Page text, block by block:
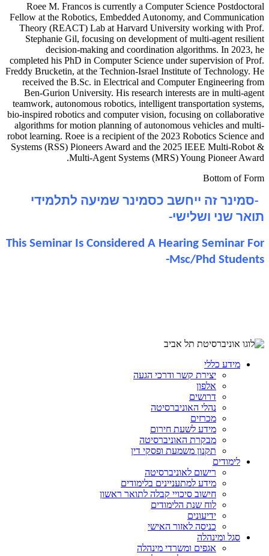
Roee M. Francos is currently a Computer Science Postdoctoral
Fellow at the Robotics, Embedded Autonomy, and Communication
Theory (REACT) Lab at Harvard University working with Prof.
Stephanie Gil, focusing on development of multi-agent resilient
decision-making and coordination algorithms. In 2023, he
completed his PhD in Computer Science under supervision of Prof.
Freddy Brucketin, at the Technion-Israel Institute of Technology. He
received the B.Sc. in Electrical and Computer Engineering from
Ben-Gurion University. His research interests are in multi-agent
teamwork, autonomous robotics, intelligent transportation systems,
bio-inspired robotics and computer vision, focusing on collaborative
algorithms for motion planning of autonomous vehicles and multi-
robot learning. Roee is a recipient of the 2023 Robotics Science and
Systems (RSS) Pioneers Award and the 2025 IEEE Multi-Robot &
Multi-Agent Systems (MRS) Young Pioneer Award.
Bottom of Form
-סמינר זה ייחשב כסמינר שמיעה לתלמידי
תואר שני ושלישי-
This Seminar Is Considered A Hearing Seminar For
Msc/Phd Students-
מידע כללי
יצירת קשר ודרכי הגעה
אלפון
דרושים
נהלי האוניברסיטה
מכרזים
מידע לשעת חירום
מבקרת האוניברסיטה
תקנון משמעת ופסקי דין
לימודים
רישום לאוניברסיטה
מידע למתעניינים בלימודים
חישוב סיכויי קבלה לתואר ראשון
לוח שנת הלימודים
ידיעונים
כניסה לאזור האישי
סגל ומינהלה
אגפים ומשרדי מינהלה